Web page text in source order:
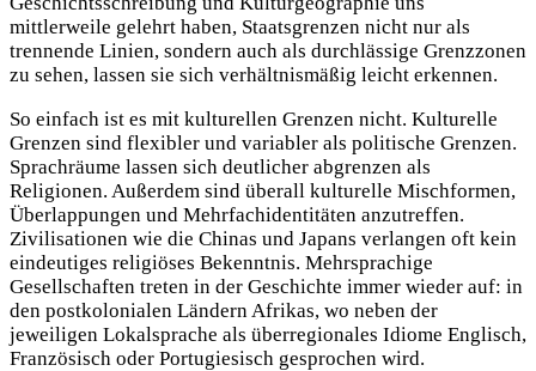
mittlerweile gelehrt haben, Staatsgrenzen nicht nur als
trennende Linien, sondern auch als durchlässige Grenzzonen
zu sehen, lassen sie sich verhältnismäßig leicht erkennen.
So einfach ist es mit kulturellen Grenzen nicht. Kulturelle
Grenzen sind flexibler und variabler als politische Grenzen.
Sprachräume lassen sich deutlicher abgrenzen als
Religionen. Außerdem sind überall kulturelle Mischformen,
Überlappungen und Mehrfachidentitäten anzutreffen.
Zivilisationen wie die Chinas und Japans verlangen oft kein
eindeutiges religiöses Bekenntnis. Mehrsprachige
Gesellschaften treten in der Geschichte immer wieder auf: in
den postkolonialen Ländern Afrikas, wo neben der
jeweiligen Lokalsprache als überregionales Idiome Englisch,
Französisch oder Portugiesisch gesprochen wird.